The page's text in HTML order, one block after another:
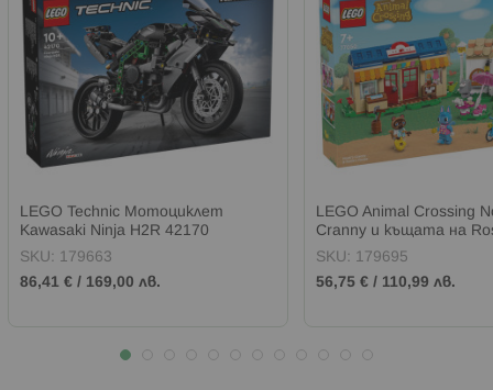
LEGO Technic Мотоциклет
Kawasaki Ninja H2R 42170
SKU: 179663
86,41 € / 169,00 лв.
LEGO Animal Crossing
Cranny и къщата на
SKU: 179695
56,75 € / 110,99 лв.